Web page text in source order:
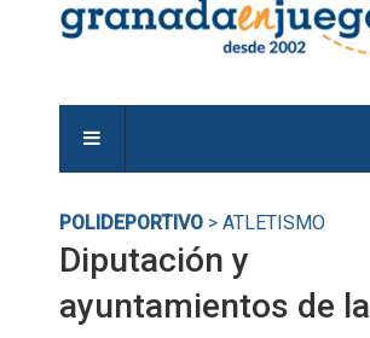
POLIDEPORTIVO > ATLETISMO
Diputación y
ayuntamientos de la